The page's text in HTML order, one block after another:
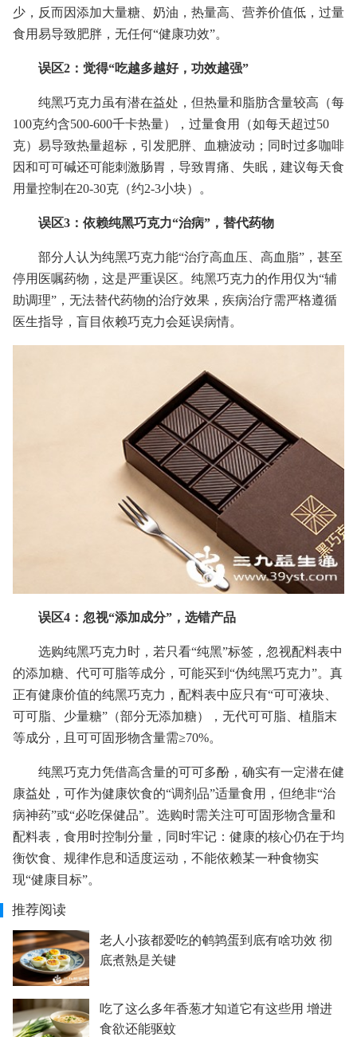
少，反而因添加大量糖、奶油，热量高、营养价值低，过量
食用易导致肥胖，无任何“健康功效”。
误区2：觉得“吃越多越好，功效越强”
纯黑巧克力虽有潜在益处，但热量和脂肪含量较高（每
100克约含500-600千卡热量），过量食用（如每天超过50
克）易导致热量超标，引发肥胖、血糖波动；同时过多咖啡
因和可可碱还可能刺激肠胃，导致胃痛、失眠，建议每天食
用量控制在20-30克（约2-3小块）。
误区3：依赖纯黑巧克力“治病”，替代药物
部分人认为纯黑巧克力能“治疗高血压、高血脂”，甚至
停用医嘱药物，这是严重误区。纯黑巧克力的作用仅为“辅
助调理”，无法替代药物的治疗效果，疾病治疗需严格遵循
医生指导，盲目依赖巧克力会延误病情。
误区4：忽视“添加成分”，选错产品
选购纯黑巧克力时，若只看“纯黑”标签，忽视配料表中
的添加糖、代可可脂等成分，可能买到“伪纯黑巧克力”。真
正有健康价值的纯黑巧克力，配料表中应只有“可可液块、
可可脂、少量糖”（部分无添加糖），无代可可脂、植脂末
等成分，且可可固形物含量需≥70%。
纯黑巧克力凭借高含量的可可多酚，确实有一定潜在健
康益处，可作为健康饮食的“调剂品”适量食用，但绝非“治
病神药”或“必吃保健品”。选购时需关注可可固形物含量和
配料表，食用时控制分量，同时牢记：健康的核心仍在于均
衡饮食、规律作息和适度运动，不能依赖某一种食物实
现“健康目标”。
推荐阅读
老人小孩都爱吃的鹌鹑蛋到底有啥功效 彻
底煮熟是关键
吃了这么多年香葱才知道它有这些用 增进
食欲还能驱蚊